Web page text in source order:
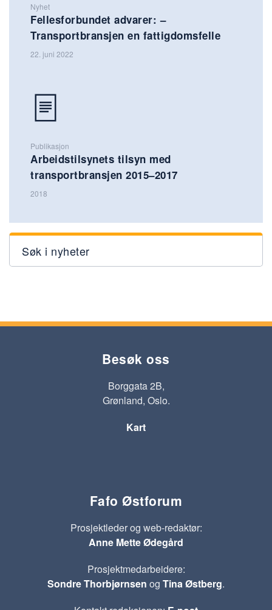
Nyhet
Fellesforbundet advarer: –
Transportbransjen en fattigdomsfelle
22. juni 2022
Publikasjon
Arbeidstilsynets tilsyn med
transportbransjen 2015–2017
2018
Søk i nyheter
Besøk oss
Borggata 2B,
Grønland, Oslo.
Kart
Fafo Østforum
Prosjektleder og web-redaktør:
Anne Mette Ødegård
Prosjektmedarbeidere:
Sondre Thorbjørnsen og Tina Østberg.